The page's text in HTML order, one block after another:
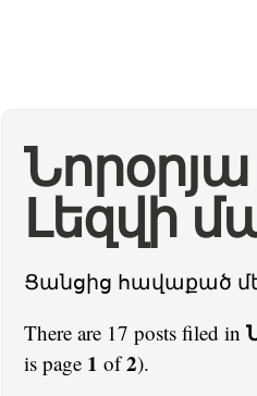
Լեզվի
Ցանցից հավաքած
There are 17 posts filed in
is page 1 of2).